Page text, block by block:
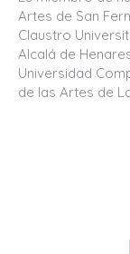
Artes de San
Claustro
Alcalá de
Universidad
de las Artes de